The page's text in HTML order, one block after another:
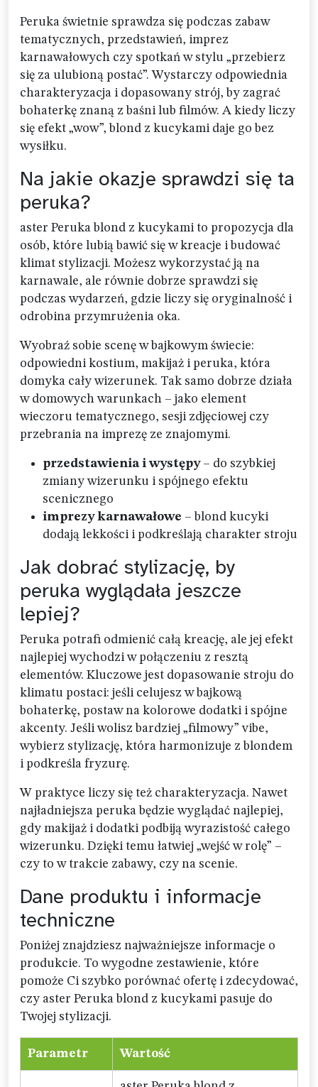
Peruka świetnie sprawdza się podczas zabaw
tematycznych, przedstawień, imprez
karnawałowych czy spotkań w stylu „przebierz
się za ulubioną postać”. Wystarczy odpowiednia
charakteryzacja i dopasowany strój, by zagrać
bohaterkę znaną z baśni lub filmów. A kiedy liczy
się efekt „wow”, blond z kucykami daje go bez
wysiłku.
Na jakie okazje sprawdzi się ta
peruka?
aster Peruka blond z kucykami to propozycja dla
osób, które lubią bawić się w kreacje i budować
klimat stylizacji. Możesz wykorzystać ją na
karnawale, ale równie dobrze sprawdzi się
podczas wydarzeń, gdzie liczy się oryginalność i
odrobina przymrużenia oka.
Wyobraź sobie scenę w bajkowym świecie:
odpowiedni kostium, makijaż i peruka, która
domyka cały wizerunek. Tak samo dobrze działa
w domowych warunkach – jako element
wieczoru tematycznego, sesji zdjęciowej czy
przebrania na imprezę ze znajomymi.
przedstawienia i występy– do szybkiej
zmiany wizerunku i spójnego efektu
scenicznego
imprezy karnawałowe – blond kucyki
dodają lekkości i podkreślają charakter stroju
Jak dobrać stylizację, by
peruka wyglądała jeszcze
lepiej?
Peruka potrafi odmienić całą kreację, ale jej efekt
najlepiej wychodzi w połączeniu z resztą
elementów. Kluczowe jest dopasowanie stroju do
klimatu postaci: jeśli celujesz w bajkową
bohaterkę, postaw na kolorowe dodatki i spójne
akcenty. Jeśli wolisz bardziej „filmowy” vibe,
wybierz stylizację, która harmonizuje z blondem
i podkreśla fryzurę.
W praktyce liczy się też charakteryzacja. Nawet
najładniejsza peruka będzie wyglądać najlepiej,
gdy makijaż i dodatki podbiją wyrazistość całego
wizerunku. Dzięki temu łatwiej „wejść w rolę” –
czy to w trakcie zabawy, czy na scenie.
Dane produktu i informacje
techniczne
Poniżej znajdziesz najważniejsze informacje o
produkcie. To wygodne zestawienie, które
pomoże Ci szybko porównać ofertę i zdecydować,
czy aster Peruka blond z kucykami pasuje do
Twojej stylizacji.
Parametr Wartość